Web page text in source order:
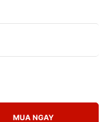
MUA NGAY